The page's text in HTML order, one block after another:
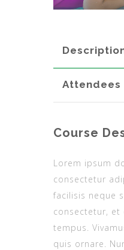
Attendees
Course
Lorem ipsum
consectetur
facilisis neque
consectetur, et
tempus.
quis ornare.